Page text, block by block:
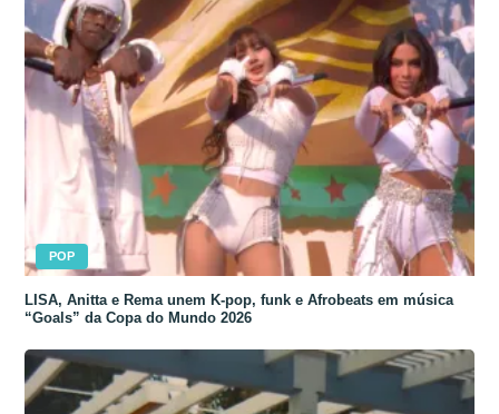
POP
LISA, Anitta e Rema unem K-pop, funk e Afrobeats em música
“Goals” da Copa do Mundo 2026